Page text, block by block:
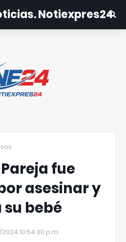
Notiexpres24
fue
asesinar y
bebé
2024 10:54:00 p.m.